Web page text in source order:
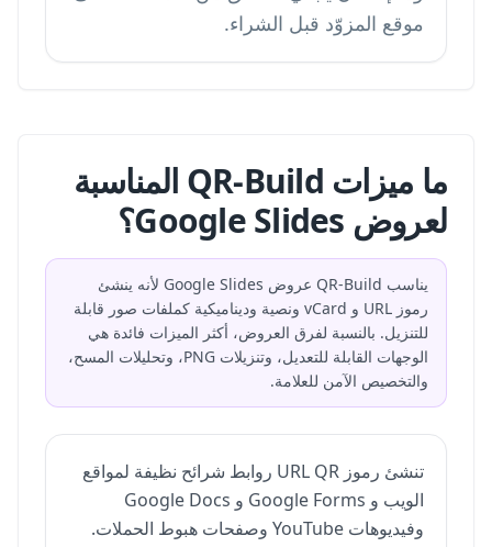
موقع المزوّد قبل الشراء.
ما ميزات QR-Build المناسبة
لعروض Google Slides؟
يناسب QR-Build عروض Google Slides لأنه ينشئ
رموز URL و vCard ونصية وديناميكية كملفات صور قابلة
للتنزيل. بالنسبة لفرق العروض، أكثر الميزات فائدة هي
الوجهات القابلة للتعديل، وتنزيلات PNG، وتحليلات المسح،
والتخصيص الآمن للعلامة.
تنشئ رموز URL QR روابط شرائح نظيفة لمواقع
الويب و Google Forms و Google Docs
وفيديوهات YouTube وصفحات هبوط الحملات.